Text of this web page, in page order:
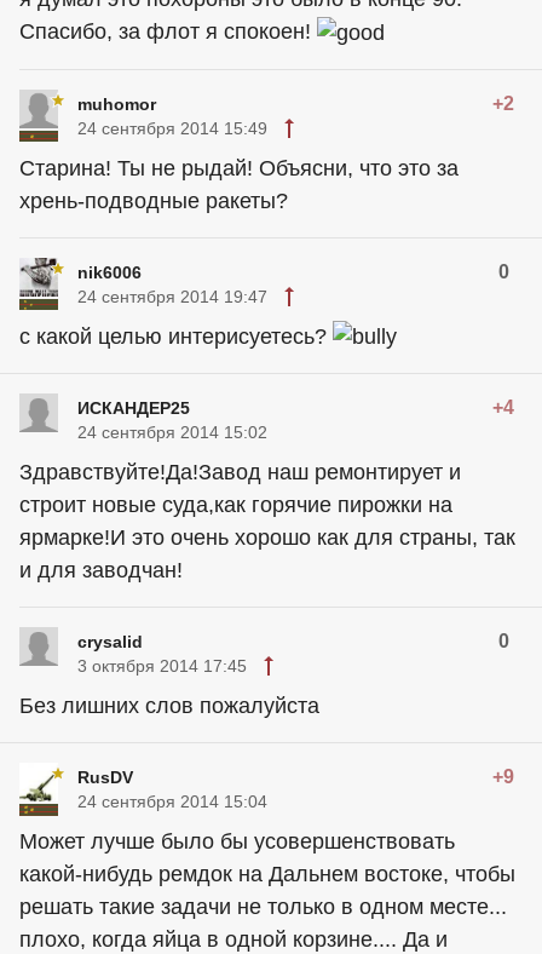
Спасибо, за флот я спокоен!
muhomor +2
24 сентября 2014 15:49
Старина! Ты не рыдай! Объясни, что это за
хрень-подводные ракеты?
nik6006 0
24 сентября 2014 19:47
с какой целью интерисуетесь?
ИСКАНДЕР25 +4
24 сентября 2014 15:02
Здравствуйте!Да!Завод наш ремонтирует и
строит новые суда,как горячие пирожки на
ярмарке!И это очень хорошо как для страны, так
и для заводчан!
crysalid 0
3 октября 2014 17:45
Без лишних слов пожалуйста
RusDV +9
24 сентября 2014 15:04
Может лучше было бы усовершенствовать
какой-нибудь ремдок на Дальнем востоке, чтобы
решать такие задачи не только в одном месте...
плохо, когда яйца в одной корзине.... Да и